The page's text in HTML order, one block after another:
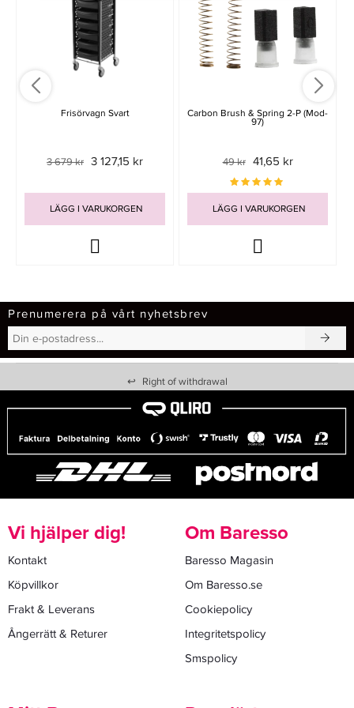
Frisörvagn Svart
3 679 kr 3 127,15 kr
LÄGG I VARUKORGEN
Carbon Brush & Spring 2-P (mod-
97)
49 kr 41,65 kr
LÄGG I VARUKORGEN
Prenumerera på vårt nyhetsbrev
↩ Right of withdrawal
Vi hjälper dig!
Kontakt
Köpvillkor
Frakt & Leverans
Ångerrätt & Returer
Om Baresso
Baresso Magasin
Om Baresso.se
Cookiepolicy
Integritetspolicy
Smspolicy